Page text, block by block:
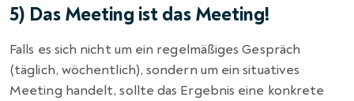
5) Das Meeting ist das Meeting!
Falls es sich nicht um ein regelmäßiges Gespräch
(täglich, wöchentlich), sondern um ein situatives
Meeting handelt, sollte das Ergebnis eine konkrete